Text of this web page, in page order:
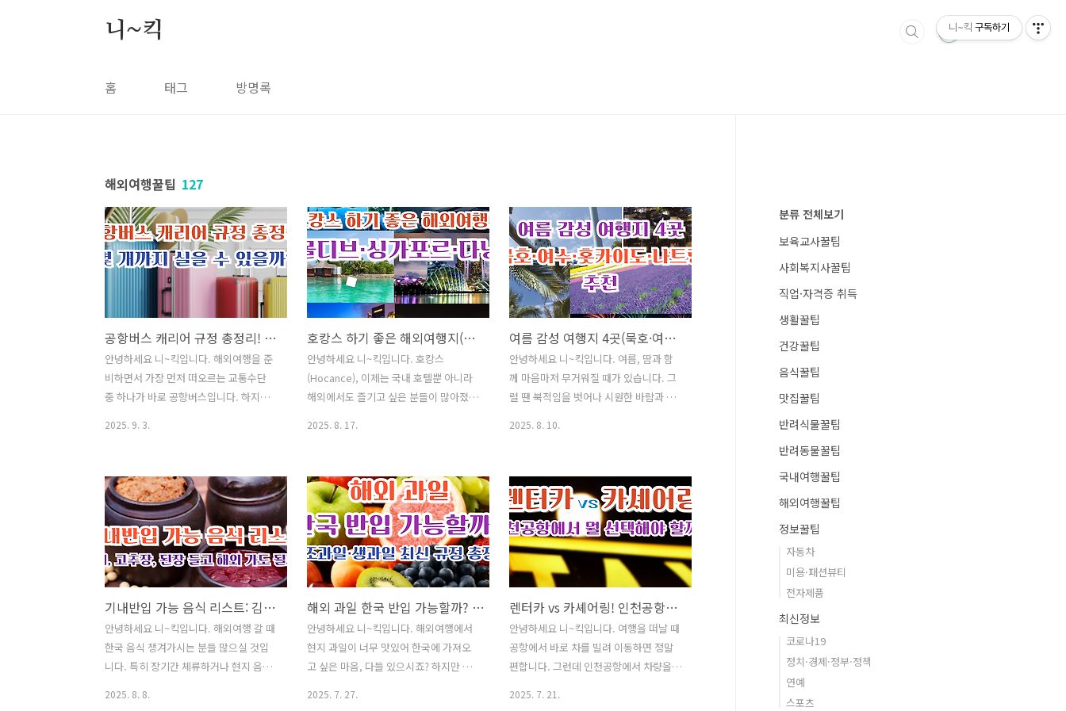
니~킥
홈 태그 방명록
해외여행꿀팁 127
공항버스 캐리어 규정 총정리! 몇 개까지 실을 수 있을까?
안녕하세요 니~킥입니다. 해외여행을 준
비하면서 가장 먼저 떠오르는 교통수단
중 하나가 바로 공항버스입니다. 하지만
해져 있어, 이를 미리 알아두면 탑승 시 불
편을 줄일 수 있습니다. 이번 글에서는 공
항버스 캐리어 규정, 특수 수하물 규정, 매
표소 위치, 예매 방법까지 깔끔하게 정리
해 드리겠습니다. ✅ 인기글이사 후 "주소
이전" 간단하게 해결하는 방법❗쌈 채소 종
류와 효능을 알아보며 맛있는 고기 쌈 하
세요^^건강진단결과서(보건증)발급 인터
넷 혹은 모바일 발급 방털 안 빠지는 강아
지 종류 Best 8안경 도수 보는방법 어렵
지 않아요채소 비타민(다채) 효능과 활용
2025. 9. 3.
호캉스 하기 좋은 해외여행지(몰디브·싱가포르·다낭)
안녕하세요 니~킥입니다. 호캉스
(Hocance), 이제는 국내 호텔뿐 아니라
해외에서도 즐기고 싶은 분들이 많아졌습
있는 몰디브, 도시 자체가 호텔이 되는 싱
가포르, 그리고 가성비 끝판왕 다낭까지!
지금부터 해외 호캉스 추천 여행지를 소
개해 드리겠습니다. ✅ 인기글이사 후 "주
소 이전" 간단하게 해결하는 방법❗쌈 채소
종류와 효능을 알아보며 맛있는 고기 쌈
하세요^^건강진단결과서(보건증)발급 인
터넷 혹은 모바일 발급 방털 안 빠지는 강
아지 종류 Best 8안경 도수 보는방법 어
렵지 않아요채소 비타민(다채) 효능과 활
용 성격유형 테스트(MBTI·애니어그램 검
2025. 8. 17.
여름 감성 여행지 4곳(묵호·여수·홋카이도·나트랑) 추천
안녕하세요 니~킥입니다. 여름, 땀과 함
께 마음마저 무거워질 때가 있습니다. 그
럴 땐 북적임을 벗어나 시원한 바람과 낯
가성비로 즐기는 베트남 나트랑까지. 각
기 다른 매력과 감성으로 당신의 여름을
특별하게 물들일 여행지를 소개해 드리겠
습니다. ✅ 인기글이사 후 "주소 이전" 간
단하게 해결하는 방법❗쌈 채소 종류와 효
능을 알아보며 맛있는 고기 쌈 하세요^^
건강진단결과서(보건증)발급 인터넷 혹은
모바일 발급 방털 안 빠지는 강아지 종류
Best 8안경 도수 보는방법 어렵지 않아요
채소 비타민(다채) 효능과 활용 성격유형
테스트(MBTI·애니어그램 검사·D.I.S.C 검
2025. 8. 10.
기내반입 가능 음식 리스트: 김치, 고추장, 된장 들고 해외 가도 될까?
안녕하세요 니~킥입니다. 해외여행 갈 때
한국 음식 챙겨가시는 분들 많으실 것입
니다. 특히 장기간 체류하거나 현지 음식
2025. 8. 8.
해외 과일 한국 반입 가능할까? 건조과일·생과일 최신 규정 총정리
안녕하세요 니~킥입니다. 해외여행에서
현지 과일이 너무 맛있어 한국에 가져오
고 싶은 마음, 다들 있으시죠? 하지만 과
2025. 7. 27.
렌터카 vs 카셰어링! 인천공항에서 뭘 선택해야 할까?
안녕하세요 니~킥입니다. 여행을 떠날 때
공항에서 바로 차를 빌려 이동하면 정말
편합니다. 그런데 인천공항에서 차량을
2025. 7. 21.
분류 전체보기
보육교사꿀팁
사회복지사꿀팁
직업·자격증 취득
생활꿀팁
건강꿀팁
음식꿀팁
맛집꿀팁
반려식물꿀팁
반려동물꿀팁
국내여행꿀팁
해외여행꿀팁
정보꿀팁
자동차
미용·패션뷰티
전자제품
최신정보
코로나19
정치·경제·정부·정책
연예
스포츠
니~킥 구독하기